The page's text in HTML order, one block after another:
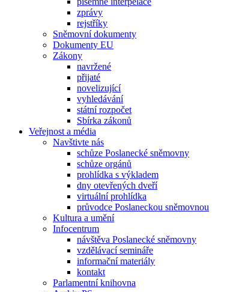
zprávy
rejstříky
Sněmovní dokumenty
Dokumenty EU
Zákony
navržené
přijaté
novelizující
vyhledávání
státní rozpočet
Sbírka zákonů
Veřejnost a média
Navštivte nás
schůze Poslanecké sněmovny
schůze orgánů
prohlídka s výkladem
dny otevřených dveří
virtuální prohlídka
průvodce Poslaneckou sněmovnou
Kultura a umění
Infocentrum
návštěva Poslanecké sněmovny
vzdělávací semináře
informační materiály
kontakt
Parlamentní knihovna